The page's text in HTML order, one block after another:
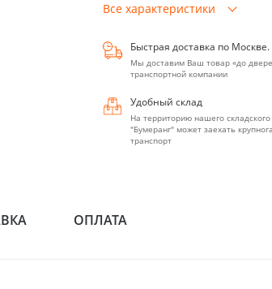
Все характеристики
Быстрая доставка по Москве.
Мы доставим Ваш товар «до
транспортной компании
Удобный склад
На территорию нашего
"Бумеранг" может заехать
транспорт
ОПЛАТА